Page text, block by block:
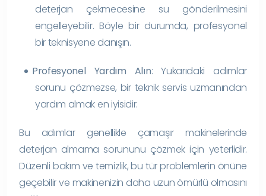
deterjan çekmecesine su gönderilmesini
engelleyebilir. Böyle bir durumda, profesyonel
bir teknisyene danışın.
Profesyonel Yardım Alın: Yukarıdaki adımlar
sorunu çözmezse, bir teknik servis uzmanından
yardım almak en iyisidir.
Bu adımlar genellikle çamaşır makinelerinde
deterjan almama sorununu çözmek için yeterlidir.
Düzenli bakım ve temizlik, bu tür problemlerin önüne
geçebilir ve makinenizin daha uzun ömürlü olmasını